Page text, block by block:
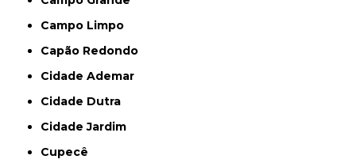
Campo Limpo
Capão Redondo
Cidade Ademar
Cidade Dutra
Cidade Jardim
Cupecê